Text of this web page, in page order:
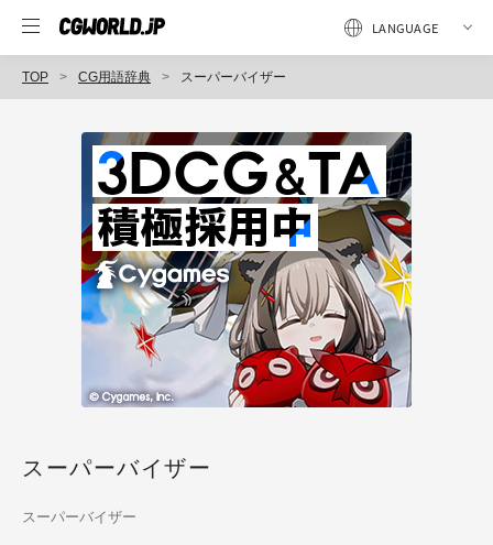
TOP CG用語辞典 スーパーバイザー
スーパーバイザー
スーパーバイザー